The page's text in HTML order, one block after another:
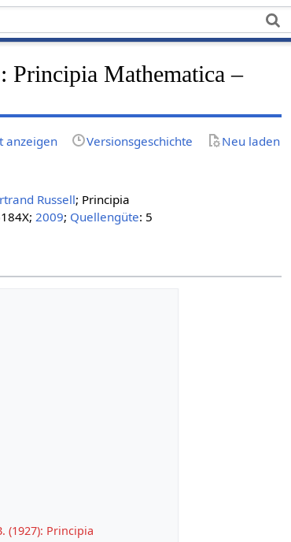
Principia Mathematica –
anzeigen Versionsgeschichte Neu laden
Russell; Principia
2009; Quellengüte: 5
(1927): Principia